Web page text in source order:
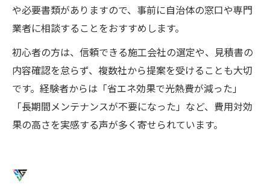
や必要書類がありますので、事前に自治体の窓口や専門
業者に相談することをおすすめします。
初心者の方は、信頼できる施工会社の選定や、見積書の
内容確認を怠らず、複数社から提案を受けることも大切
です。経験者からは「省エネ効果で光熱費が減った」
「長期間メンテナンスが不要になった」など、費用対効
果の高さを実感する声が多く寄せられています。